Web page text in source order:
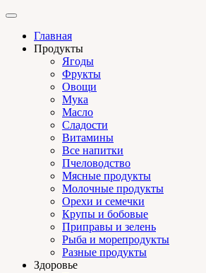
Главная
Продукты
Ягоды
Фрукты
Овощи
Мука
Масло
Сладости
Витамины
Все напитки
Пчеловодство
Мясные продукты
Молочные продукты
Орехи и семечки
Крупы и бобовые
Приправы и зелень
Рыба и морепродукты
Разные продукты
Здоровье